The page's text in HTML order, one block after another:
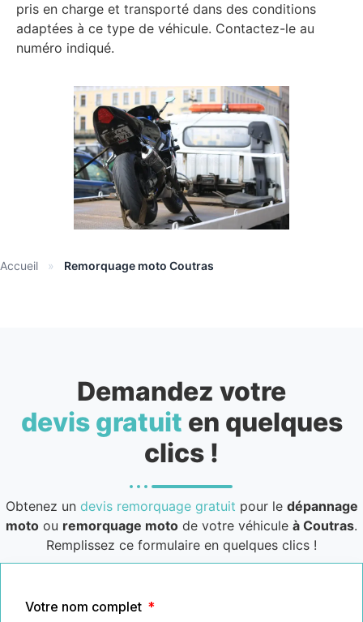
pris en charge et transporté dans des conditions
adaptées à ce type de véhicule. Contactez-le au
numéro indiqué.
Accueil » Remorquage moto Coutras
Demandez votre
devis gratuit en quelques
clics !
Obtenez un devis remorquage gratuit pour le dépannage
moto ou remorquage moto de votre véhicule à Coutras.
Remplissez ce formulaire en quelques clics !
Votre nom complet